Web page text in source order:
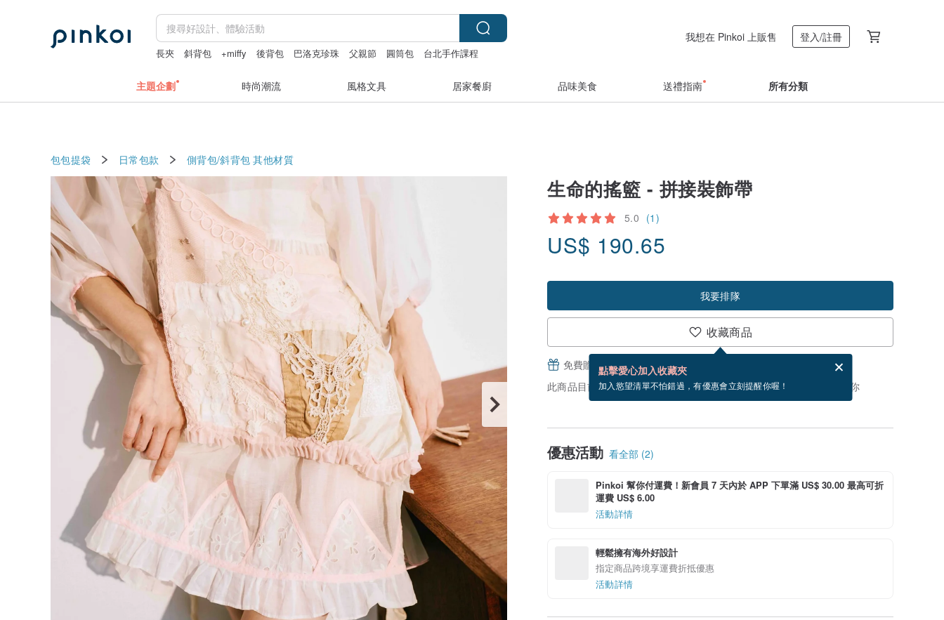
長夾 斜背包 +miffy 後背包 巴洛克珍珠 父親節 圓筒包 台北手作課程
我想在 Pinkoi 上販售 登入/註冊
主題企劃 時尚潮流 風格文具 居家餐廚 品味美食 送禮指南 所有分類
包包提袋 日常包款 側背包/斜背包 其他材質
生命的搖籃 - 拼接裝飾帶
5.0 (1)
US$ 190.65
我要排隊
收藏商品
點擊愛心加入收藏夾
加入慾望清單不怕錯過，有優惠會立刻提醒你喔！
免費贈送電子賀卡，結帳完成後填寫
此商品目前沒現貨，你可以按「我要排隊」，當有貨會主動發信通知你
優惠活動 看全部 (2)
Pinkoi 幫你付運費！新會員 7 天內於 APP 下單滿 US$ 30.00 最高可折
運費 US$ 6.00
活動詳情
輕鬆擁有海外好設計
指定商品跨境享運費折抵優惠
活動詳情